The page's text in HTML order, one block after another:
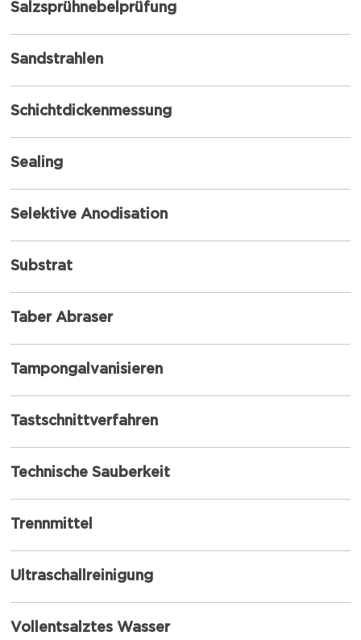
Salzsprühnebelprüfung
Sandstrahlen
Schichtdickenmessung
Sealing
Selektive Anodisation
Substrat
Taber Abraser
Tampongalvanisieren
Tastschnittverfahren
Technische Sauberkeit
Trennmittel
Ultraschallreinigung
Vollentsalztes Wasser